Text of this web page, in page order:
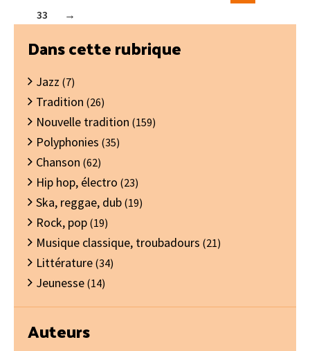
33 →
Barre
latérale
principale
Dans cette rubrique
Jazz (7)
Tradition (26)
Nouvelle tradition (159)
Polyphonies (35)
Chanson (62)
Hip hop, électro (23)
Ska, reggae, dub (19)
Rock, pop (19)
Musique classique, troubadours (21)
Littérature (34)
Jeunesse (14)
Auteurs